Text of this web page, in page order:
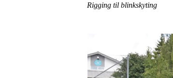
Rigging til blinkskyting